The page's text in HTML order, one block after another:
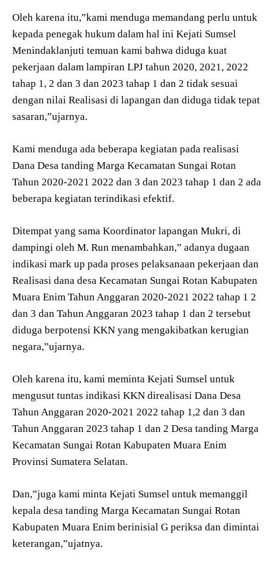
Oleh karena itu,”kami menduga memandang perlu untuk
kepada penegak hukum dalam hal ini Kejati Sumsel
Menindaklanjuti temuan kami bahwa diduga kuat
pekerjaan dalam lampiran LPJ tahun 2020, 2021, 2022
tahap 1, 2 dan 3 dan 2023 tahap 1 dan 2 tidak sesuai
dengan nilai Realisasi di lapangan dan diduga tidak tepat
sasaran,”ujarnya.
Kami menduga ada beberapa kegiatan pada realisasi
Dana Desa tanding Marga Kecamatan Sungai Rotan
Tahun 2020-2021 2022 dan 3 dan 2023 tahap 1 dan 2 ada
beberapa kegiatan terindikasi efektif.
Ditempat yang sama Koordinator lapangan Mukri, di
dampingi oleh M. Run menambahkan,” adanya dugaan
indikasi mark up pada proses pelaksanaan pekerjaan dan
Realisasi dana desa Kecamatan Sungai Rotan Kabupaten
Muara Enim Tahun Anggaran 2020-2021 2022 tahap 1 2
dan 3 dan Tahun Anggaran 2023 tahap 1 dan 2 tersebut
diduga berpotensi KKN yang mengakibatkan kerugian
negara,”ujarnya.
Oleh karena itu, kami meminta Kejati Sumsel untuk
mengusut tuntas indikasi KKN direalisasi Dana Desa
Tahun Anggaran 2020-2021 2022 tahap 1,2 dan 3 dan
Tahun Anggaran 2023 tahap 1 dan 2 Desa tanding Marga
Kecamatan Sungai Rotan Kabupaten Muara Enim
Provinsi Sumatera Selatan.
Dan,”juga kami minta Kejati Sumsel untuk memanggil
kepala desa tanding Marga Kecamatan Sungai Rotan
Kabupaten Muara Enim berinisial G periksa dan dimintai
keterangan,”ujatnya.